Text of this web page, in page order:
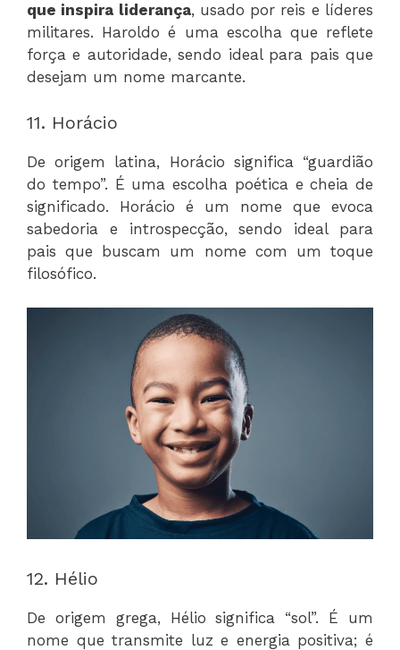
que inspira liderança, usado por reis e líderes
militares. Haroldo é uma escolha que reflete
força e autoridade, sendo ideal para pais que
desejam um nome marcante.
11. Horácio
De origem latina, Horácio significa “guardião
do tempo”. É uma escolha poética e cheia de
significado. Horácio é um nome que evoca
sabedoria e introspecção, sendo ideal para
pais que buscam um nome com um toque
filosófico.
12. Hélio
De origem grega, Hélio significa “sol”. É um
nome que transmite luz e energia positiva; é